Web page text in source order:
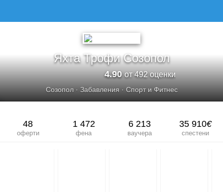
Яхта Трофи Созопол
4.90от 492 оценки
Созопол· Забавления· Спорт и Фитнес
48
оферти
1 472
фена
6 213
ваучера
35 910€
спестени